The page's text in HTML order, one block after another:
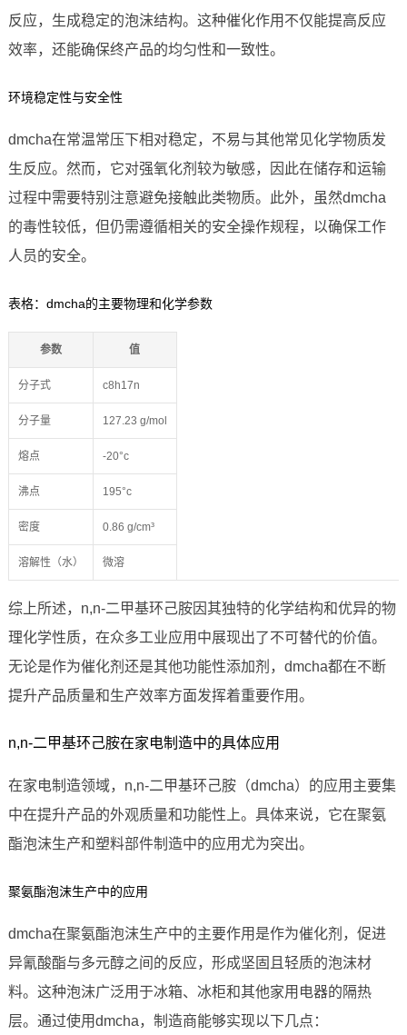
反应，生成稳定的泡沫结构。这种催化作用不仅能提高反应
效率，还能确保终产品的均匀性和一致性。
环境稳定性与安全性
dmcha在常温常压下相对稳定，不易与其他常见化学物质发
生反应。然而，它对强氧化剂较为敏感，因此在储存和运输
过程中需要特别注意避免接触此类物质。此外，虽然dmcha
的毒性较低，但仍需遵循相关的安全操作规程，以确保工作
人员的安全。
表格：dmcha的主要物理和化学参数
参数 值
分子式 c8h17n
分子量 127.23 g/mol
熔点 -20°c
沸点 195°c
密度 0.86 g/cm³
溶解性（水） 微溶
综上所述，n,n-二甲基环己胺因其独特的化学结构和优异的物
理化学性质，在众多工业应用中展现出了不可替代的价值。
无论是作为催化剂还是其他功能性添加剂，dmcha都在不断
提升产品质量和生产效率方面发挥着重要作用。
n,n-二甲基环己胺在家电制造中的具体应用
在家电制造领域，n,n-二甲基环己胺（dmcha）的应用主要集
中在提升产品的外观质量和功能性上。具体来说，它在聚氨
酯泡沫生产和塑料部件制造中的应用尤为突出。
聚氨酯泡沫生产中的应用
dmcha在聚氨酯泡沫生产中的主要作用是作为催化剂，促进
异氰酸酯与多元醇之间的反应，形成坚固且轻质的泡沫材
料。这种泡沫广泛用于冰箱、冰柜和其他家用电器的隔热
层。通过使用dmcha，制造商能够实现以下几点：